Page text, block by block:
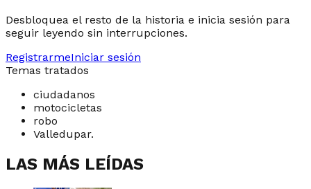
Desbloquea el resto de la historia e inicia sesión para
seguir leyendo sin interrupciones.
RegistrarmeIniciar sesión
Temas tratados
ciudadanos
motocicletas
robo
Valledupar.
LAS MÁS LEÍDAS